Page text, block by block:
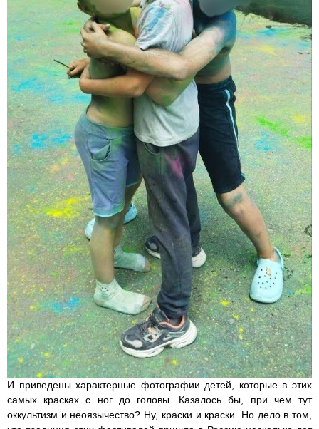
И приведены характерные фотографии детей, которые в этих
самых красках с ног до головы. Казалось бы, при чем тут
оккультизм и неоязычество? Ну, краски и краски. Но дело в том,